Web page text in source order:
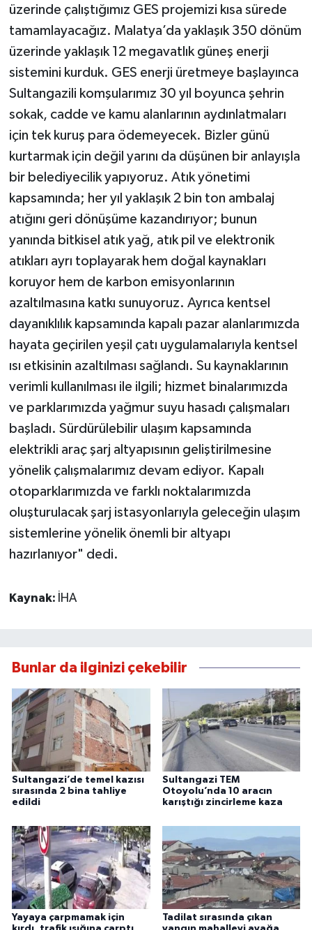
üzerinde çalıştığımız GES projemizi kısa sürede
tamamlayacağız. Malatya’da yaklaşık 350 dönüm
üzerinde yaklaşık 12 megavatlık güneş enerji
sistemini kurduk. GES enerji üretmeye başlayınca
Sultangazili komşularımız 30 yıl boyunca şehrin
sokak, cadde ve kamu alanlarının aydınlatmaları
için tek kuruş para ödemeyecek. Bizler günü
kurtarmak için değil yarını da düşünen bir anlayışla
bir belediyecilik yapıyoruz. Atık yönetimi
kapsamında; her yıl yaklaşık 2 bin ton ambalaj
atığını geri dönüşüme kazandırıyor; bunun
yanında bitkisel atık yağ, atık pil ve elektronik
atıkları ayrı toplayarak hem doğal kaynakları
koruyor hem de karbon emisyonlarının
azaltılmasına katkı sunuyoruz. Ayrıca kentsel
dayanıklılık kapsamında kapalı pazar alanlarımızda
hayata geçirilen yeşil çatı uygulamalarıyla kentsel
ısı etkisinin azaltılması sağlandı. Su kaynaklarının
verimli kullanılması ile ilgili; hizmet binalarımızda
ve parklarımızda yağmur suyu hasadı çalışmaları
başladı. Sürdürülebilir ulaşım kapsamında
elektrikli araç şarj altyapısının geliştirilmesine
yönelik çalışmalarımız devam ediyor. Kapalı
otoparklarımızda ve farklı noktalarımızda
oluşturulacak şarj istasyonlarıyla geleceğin ulaşım
sistemlerine yönelik önemli bir altyapı
hazırlanıyor" dedi.
Kaynak: İHA
Bunlar da ilginizi çekebilir
Sultangazi’de temel kazısı
sırasında 2 bina tahliye
edildi
Sultangazi TEM
Otoyolu’nda 10 aracın
karıştığı zincirleme kaza
Yayaya çarpmamak için
Tadilat sırasında çıkan